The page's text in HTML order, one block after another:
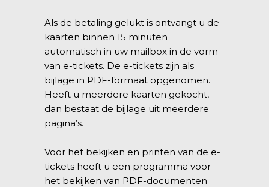
Als de betaling gelukt is ontvangt u de
kaarten binnen 15 minuten
automatisch in uw mailbox in de vorm
van e-tickets. De e-tickets zijn als
bijlage in PDF-formaat opgenomen.
Heeft u meerdere kaarten gekocht,
dan bestaat de bijlage uit meerdere
pagina’s.
Voor het bekijken en printen van de e-
tickets heeft u een programma voor
het bekijken van PDF-documenten